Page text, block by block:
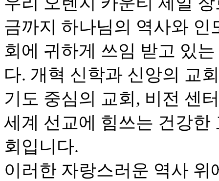
금까지 하나님의 역사와
회에 귀하게 쓰임 받고 있
다. 개혁 신학과 신앙의 교
기도 중심의 교회, 비전 센
세계 선교에 힘쓰는 건강한
회입니다.
이러한 자랑스러운 역사